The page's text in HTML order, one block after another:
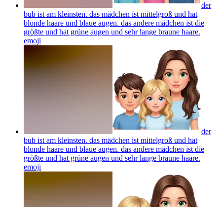
der
bub ist am kleinsten. das mädchen ist mittelgroß und hat
blonde haare und blaue augen. das andere mädchen ist die
größte und hat grüne augen und sehr lange braune haare.
emoji
der
bub ist am kleinsten. das mädchen ist mittelgroß und hat
blonde haare und blaue augen. das andere mädchen ist die
größte und hat grüne augen und sehr lange braune haare.
emoji